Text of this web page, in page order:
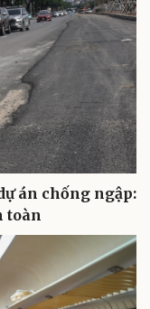
thời sự
đêm khuya
tình yêu
cho bé
tâm hồn
án chống ngập:
toàn